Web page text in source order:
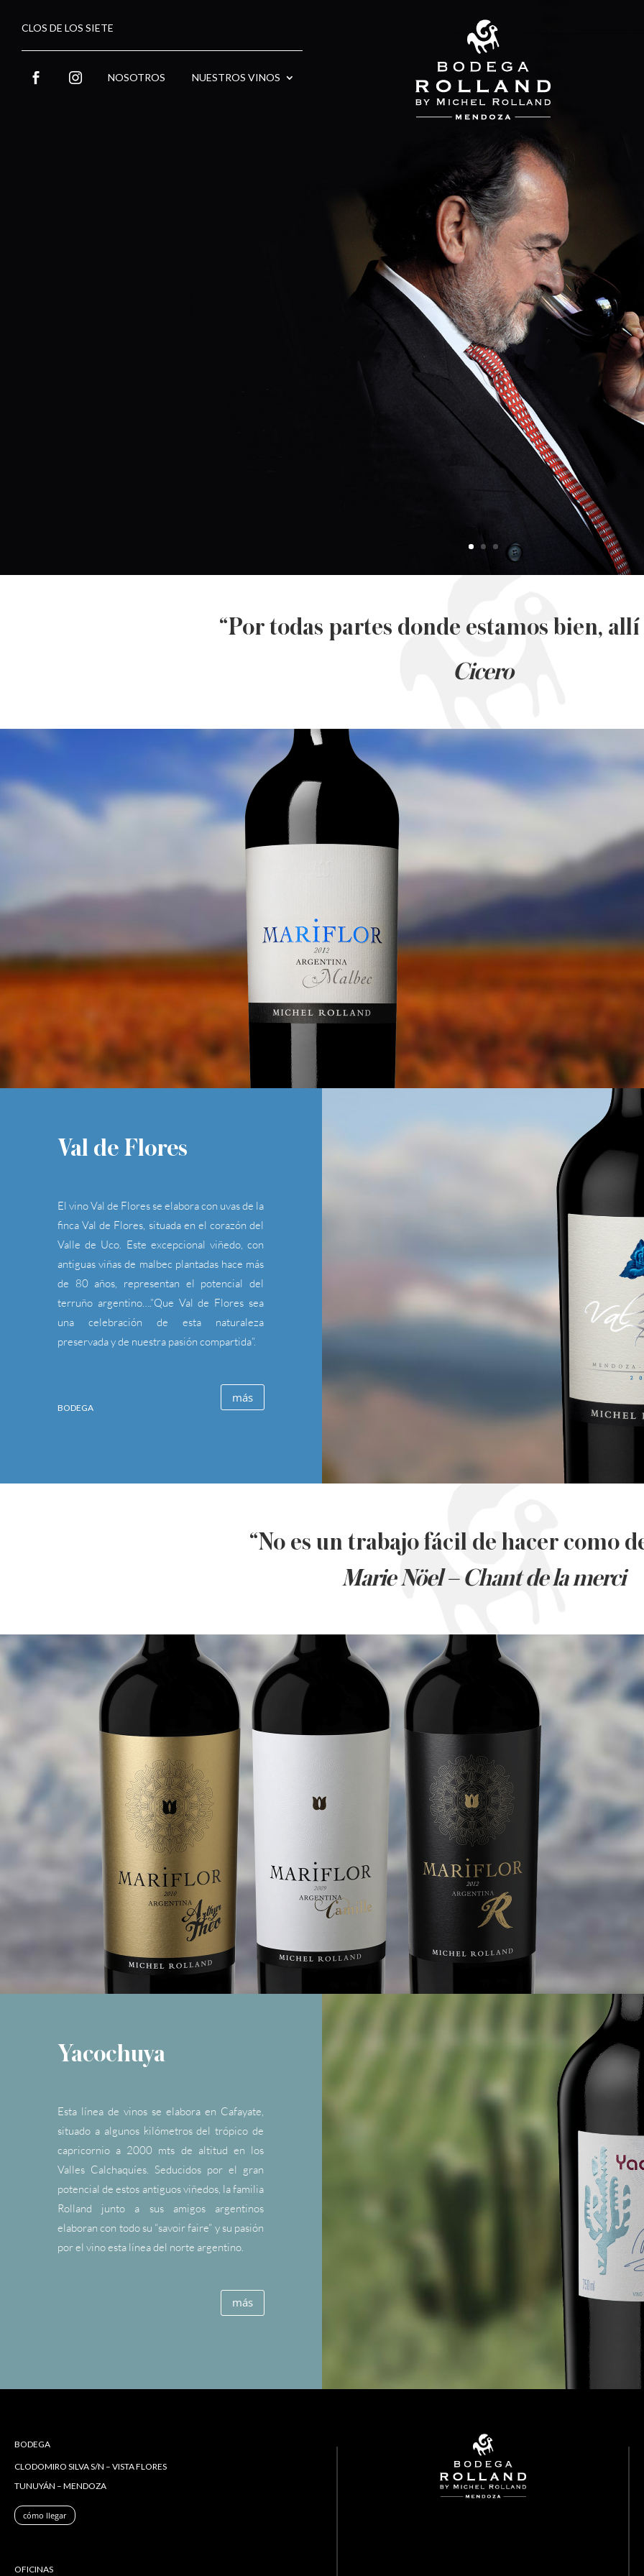
CLOS DE LOS SIETE
NOSOTROS NUESTROS VINOS
“Por todas partes donde estamos bien, allí
Cicero
Val de Flores
El vino Val de Flores se elabora con uvas de la
finca Val de Flores, situada en el corazón del
Valle de Uco. Este excepcional viñedo, con
antiguas viñas de malbec plantadas hace más
de 80 años, representan el potencial del
terruño argentino….”Que Val de Flores sea
una celebración de esta naturaleza
preservada y de nuestra pasión compartida”.
más
BODEGA
“No es un trabajo fácil de hacer como
Marie Nöel – Chant de la merci
Yacochuya
Esta línea de vinos se elabora en Cafayate,
situado a algunos kilómetros del trópico de
capricornio a 2000 mts de altitud en los
Valles Calchaquíes. Seducidos por el gran
potencial de estos antiguos viñedos, la familia
Rolland junto a sus amigos argentinos
elaboran con todo su “savoir faire” y su pasión
por el vino esta línea del norte argentino.
más
BODEGA
CLODOMIRO SILVA S/N – VISTA FLORES
TUNUYÁN – MENDOZA
cómo llegar
OFICINAS